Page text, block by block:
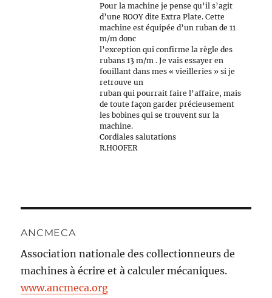
Pour la machine je pense qu’il s’agit
d’une ROOY dite Extra Plate. Cette
machine est équipée d’un ruban de 11
m/m donc
l’exception qui confirme la règle des
rubans 13 m/m . Je vais essayer en
fouillant dans mes « vieilleries » si je
retrouve un
ruban qui pourrait faire l’affaire, mais
de toute façon garder précieusement
les bobines qui se trouvent sur la
machine.
Cordiales salutations
R.HOOFER
ANCMECA
Association nationale des collectionneurs de
machines à écrire et à calculer mécaniques.
www.ancmeca.org